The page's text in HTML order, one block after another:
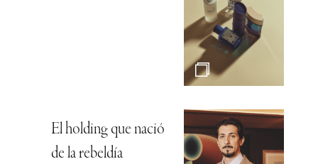
El holding que nació
de la rebeldía